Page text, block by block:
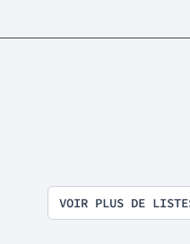
VOIR PLUS DE